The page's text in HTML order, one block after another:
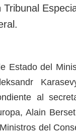
Tribunal
Estado del
al
Alain
del